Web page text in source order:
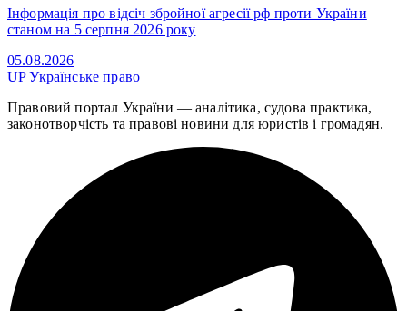
Інформація про відсіч збройної агресії рф проти України
станом на 5 серпня 2026 року
05.08.2026
UPУкраїнське право
Правовий портал України — аналітика, судова практика,
законотворчість та правові новини для юристів і громадян.